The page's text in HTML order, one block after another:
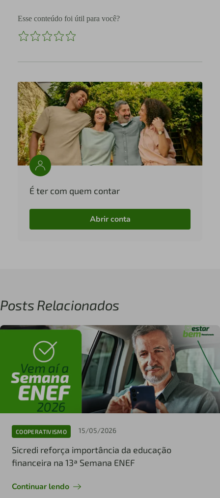
Esse conteúdo foi útil para você?
É ter com quem contar
Abrir conta
Posts Relacionados
COOPERATIVISMO 15/05/2026
Sicredi reforça importância da educação
financeira na 13ª Semana ENEF
Continuar lendo